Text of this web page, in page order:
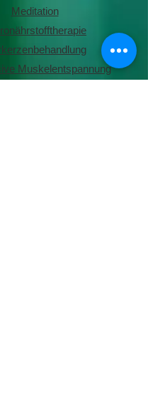
Meditation
Muskelentspannung